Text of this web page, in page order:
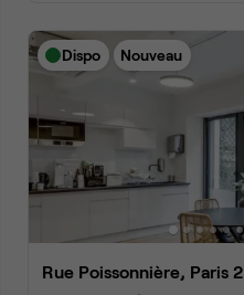
Dispo Nouveau
Rue Poissonnière, Paris 2